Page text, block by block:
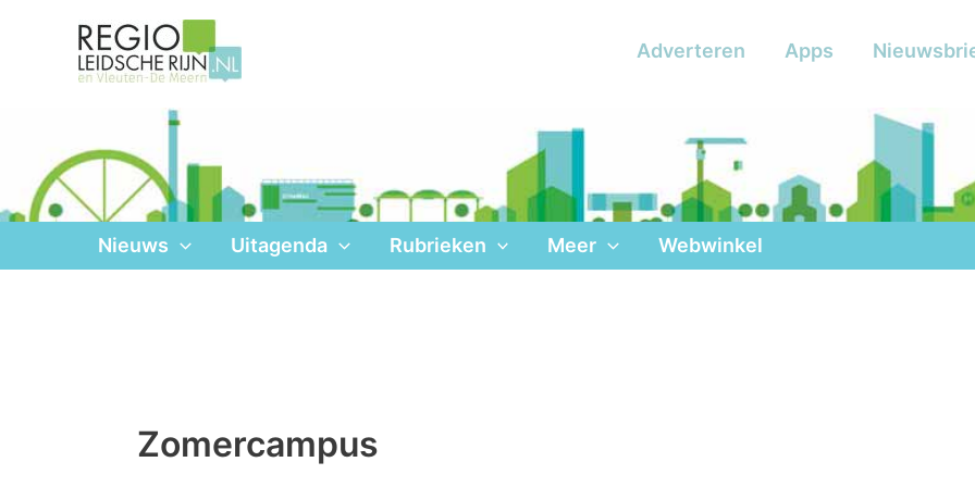
Adverteren Apps
Nieuws Uitagenda Rubrieken Meer Webwinkel
Zomercampus